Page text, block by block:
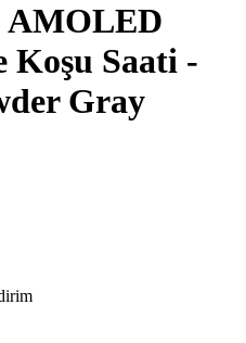
AMOLED
Koşu Saati -
Gray